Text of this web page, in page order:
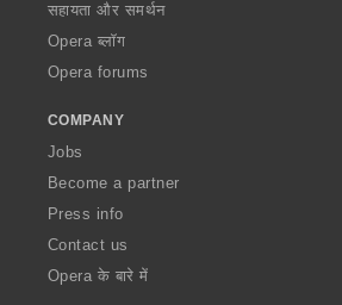
सहायता और समर्थन
Opera ब्लॉग
Opera forums
COMPANY
Jobs
Become a partner
Press info
Contact us
Opera के बारे में